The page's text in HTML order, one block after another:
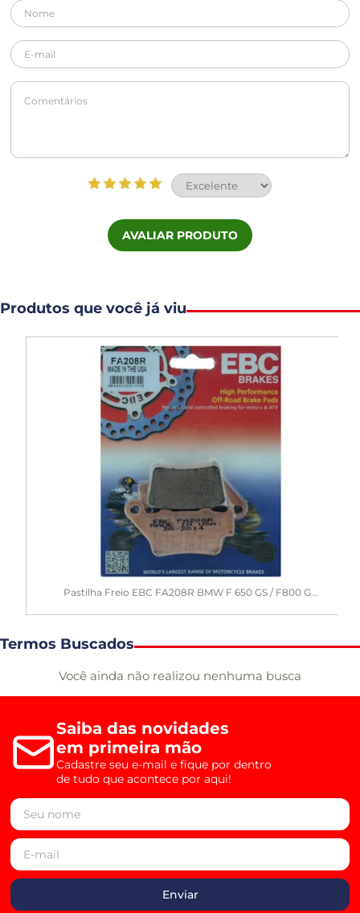
AVALIAR PRODUTO
Produtos que você já viu
Pastilha Freio EBC FA208R BMW F 650 GS / F800 G...
Termos Buscados
Você ainda não realizou nenhuma busca
Saiba das novidades
em primeira mão
Cadastre seu e-mail e fique por dentro
de tudo que acontece por aqui!